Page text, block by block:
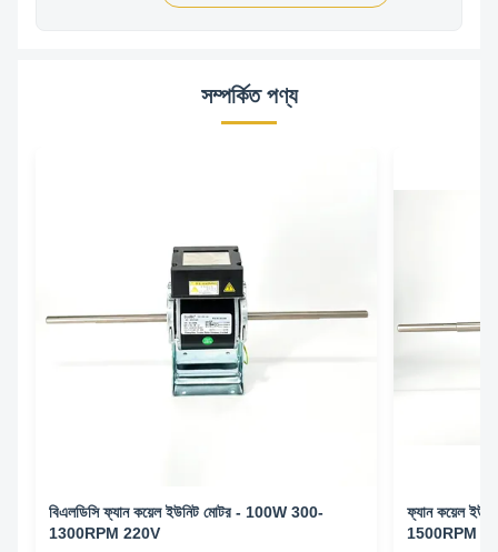
সম্পর্কিত পণ্য
বিএলডিসি ফ্যান কয়েল ইউনিট মোটর - 100W 300-
1300RPM 220V
ফ্যান কয়েল
1500RPM